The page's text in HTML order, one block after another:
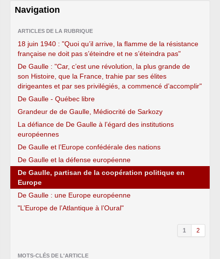
Navigation
ARTICLES DE LA RUBRIQUE
18 juin 1940 : "Quoi qu’il arrive, la flamme de la résistance
française ne doit pas s’éteindre et ne s’éteindra pas"
De Gaulle : "Car, c’est une révolution, la plus grande de
son Histoire, que la France, trahie par ses élites
dirigeantes et par ses privilégiés, a commencé d’accomplir"
De Gaulle - Québec libre
Grandeur de de Gaulle, Médiocrité de Sarkozy
La défiance de De Gaulle à l’égard des institutions
européennes
De Gaulle et l’Europe confédérale des nations
De Gaulle et la défense européenne
De Gaulle, partisan de la coopération politique en
Europe
De Gaulle : une Europe européenne
"L’Europe de l’Atlantique à l’Oural"
1 2
MOTS-CLÉS DE L'ARTICLE